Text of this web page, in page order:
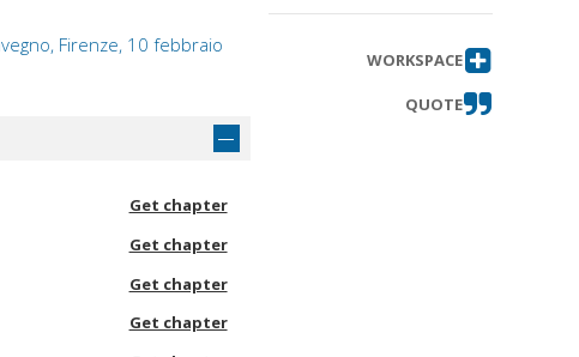
Firenze, 10 febbraio
Get chapter
Get chapter
Get chapter
Get chapter
WORKSPACE
QUOTE